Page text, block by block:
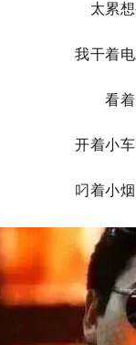
太累
我干着
看
开着小
叼着小